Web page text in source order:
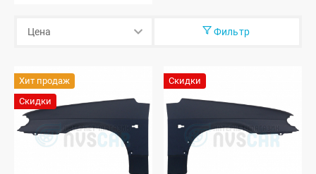
Фильтр
Хит продаж
Скидки
Скидки